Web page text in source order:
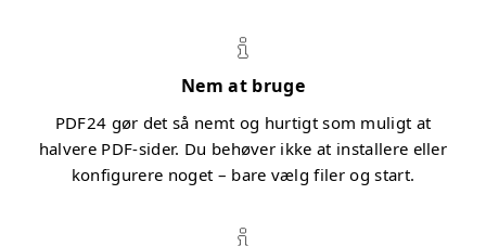
Nem at bruge
PDF24 gør det så nemt og hurtigt som muligt at
halvere PDF-sider. Du behøver ikke at installere eller
konfigurere noget – bare vælg filer og start.